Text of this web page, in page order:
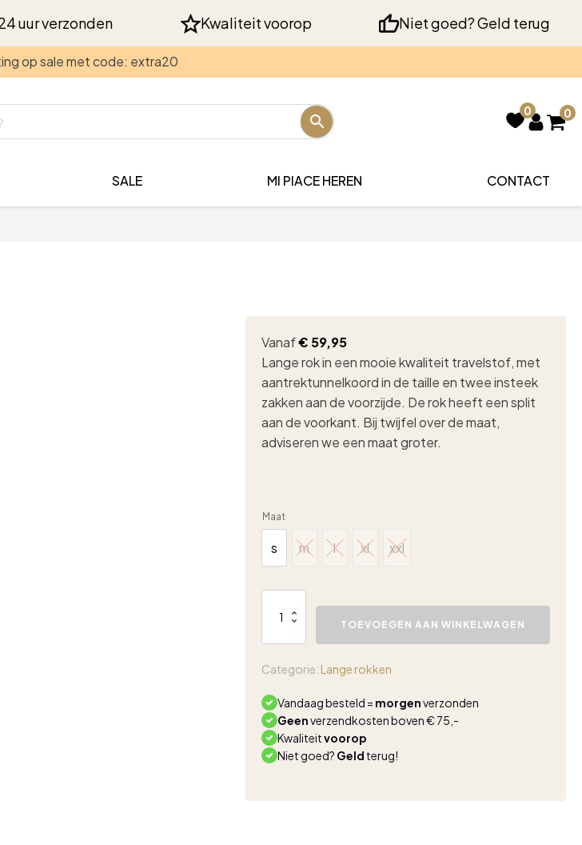
uur verzonden Kwaliteit voorop Niet goed? Geld terug
op sale met code: extra20
0 0
SALE MI PIACE HEREN CONTACT
Vanaf€ 59,95
Lange rok in een mooie kwaliteit travelstof, met
aantrektunnelkoord in de taille en twee insteek
zakken aan de voorzijde. De rok heeft een split
aan de voorkant. Bij twijfel over de maat,
adviseren we een maat groter.
Maat
s
s
m
m
l
l
xl
xl
xxl
xxl
Nine
zwart
TOEVOEGEN AAN WINKELWAGEN
Categorie: Lange rokken
Vandaag besteld = morgenverzonden
Geenverzendkosten boven € 75,-
Kwaliteitvoorop
Niet goed? Geld terug!